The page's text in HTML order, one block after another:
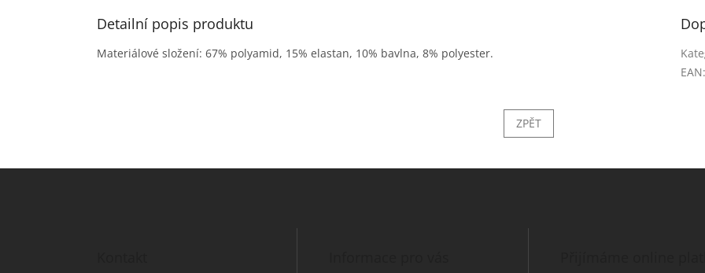
Detailní popis produktu
Materiálové složení: 67% polyamid, 15% elastan, 10% bavlna, 8% polyester.
EAN:
ZPĚT
Z